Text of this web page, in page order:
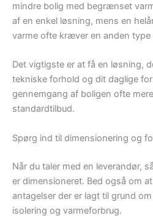
mindre bolig med begrænset
af en enkel løsning, mens en
varme ofte kræver en anden
Det vigtigste er at få en løsning,
tekniske forhold og dit daglige
gennemgang af boligen ofte
standardtilbud.
Spørg ind til dimensionering og
Når du taler med en leverandør,
er dimensioneret. Bed også om
antagelser der er lagt til grund
isolering og varmeforbrug.